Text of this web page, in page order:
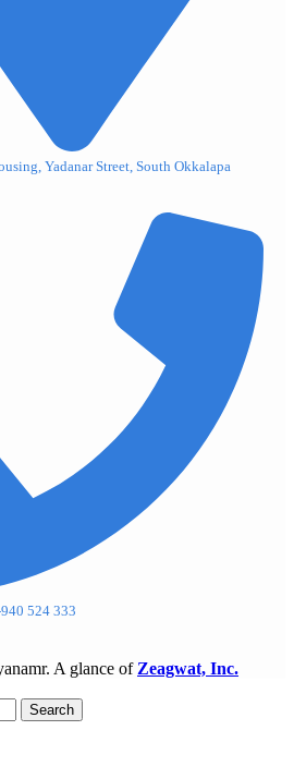
Yadanar Street, South Okkalapa
524 333
A glance of Zeagwat, Inc.
Search